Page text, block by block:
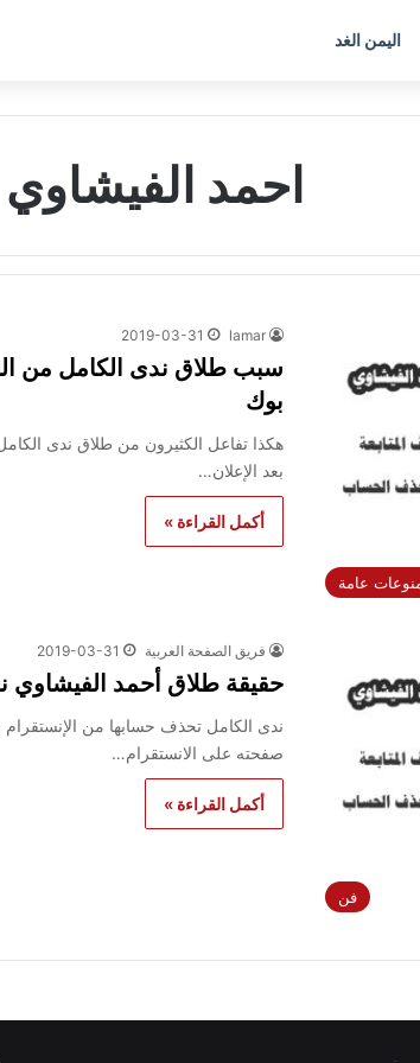
اليمن الغد
احمد الفيشاوي
عامة
lamar
2019-03-31
سبب طلاق ندى الكامل من
بوك
هكذا تفاعل الكثيرون من طلاق ندى
بعد الإعلان…
أكمل القراءة »
فن
فريق الصفحة العربية 2019-03-31
حقيقة طلاق أحمد الفيشاوي
ندى الكامل تحذف حسابها من
صفحته على الانستقرام…
أكمل القراءة »